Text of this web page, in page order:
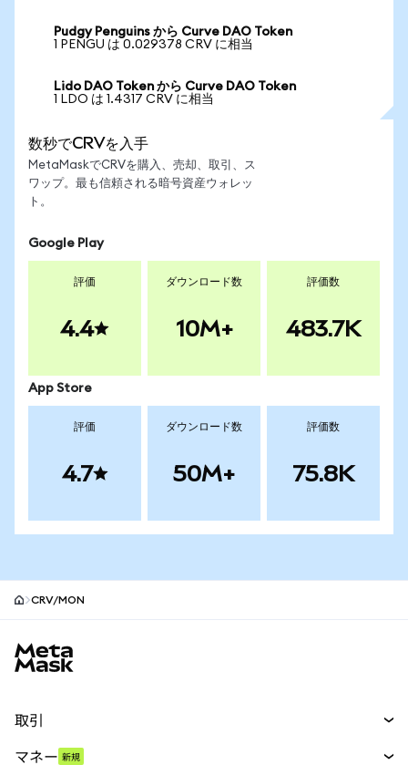
Pudgy Penguins から Curve DAO Token
1 PENGU は 0.029378 CRV に相当
Lido DAO Token から Curve DAO Token
1 LDO は 1.4317 CRV に相当
数秒でCRVを入手
MetaMaskでCRVを購入、売却、取引、ス
ワップ。最も信頼される暗号資産ウォレッ
ト。
Google Play
評価
4.4
ダウンロード数
10M+
評価数
483.7K
App Store
評価
4.7
ダウンロード数
50M+
評価数
75.8K
CRV/MON
取引
マネー 新規